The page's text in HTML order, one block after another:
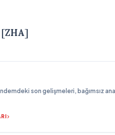
[ZHA]
son gelişmeleri, bağımsız